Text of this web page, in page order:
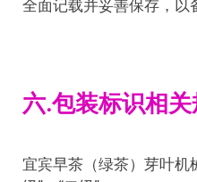
全面记载并妥善保存，以
六.包装标识相关
宜宾早茶（绿茶）芽叶机